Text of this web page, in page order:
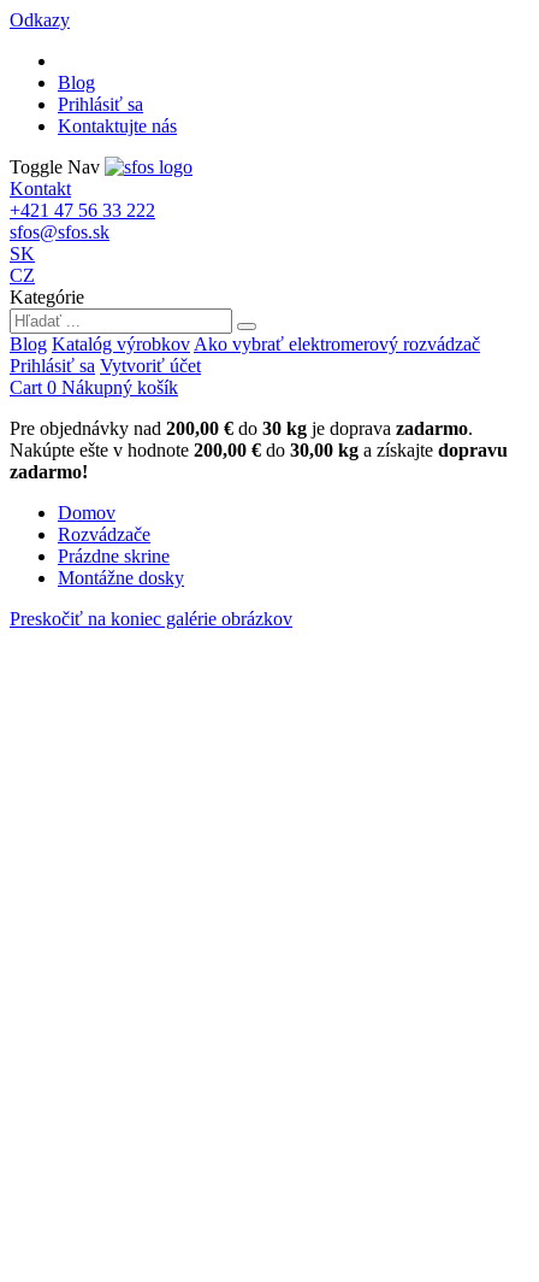
Odkazy
Blog
Prihlásiť sa
Kontaktujte nás
Toggle Nav
Kontakt
+421 47 56 33 222
sfos@sfos.sk
SK
CZ
Kategórie
Blog Katalóg výrobkov Ako vybrať elektromerový rozvádzač
Prihlásiť sa Vytvoriť účet
Cart 0 Nákupný košík
Pre objednávky nad 200,00 € do 30 kg je doprava zadarmo.
Nakúpte ešte v hodnote 200,00 € do 30,00 kg a získajte dopravu
zadarmo!
Domov
Rozvádzače
Prázdne skrine
Montážne dosky
Preskočiť na koniec galérie obrázkov